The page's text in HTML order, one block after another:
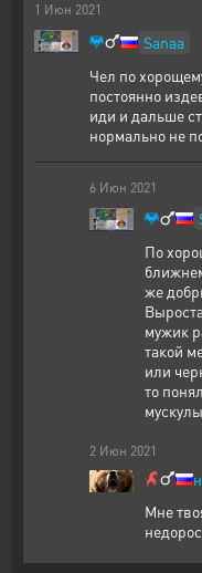
1 Июн 2021
Sanaa
Чел по
постоянно
иди и дальше
нормально не
6 Июн 2021
По
же
мужик
такой
или
то
2 Июн 2021
Мне